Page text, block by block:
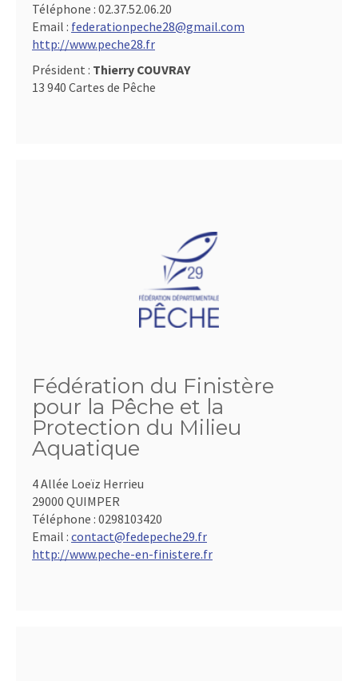
Téléphone : 02.37.52.06.20
Email : federationpeche28@gmail.com
http://www.peche28.fr
Président : Thierry COUVRAY
13 940 Cartes de Pêche
Fédération du Finistère
pour la Pêche et la
Protection du Milieu
Aquatique
4 Allée Loeïz Herrieu
29000 QUIMPER
Téléphone : 0298103420
Email : contact@fedepeche29.fr
http://www.peche-en-finistere.fr